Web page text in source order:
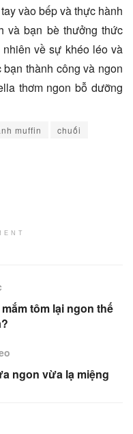
vào bếp và thực hành
và bạn bè thưởng thức
về sự khéo léo và
thành công và ngon
thơm ngon bỗ dưỡng
muffin
chuối
tôm lại ngon thế
ngon vừa lạ miệng